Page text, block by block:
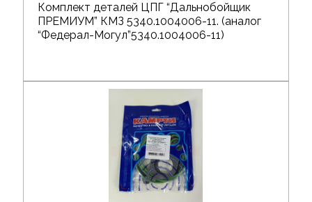
Комплект деталей ЦПГ “Дальнобойщик
ПРЕМИУМ” КМЗ 5340.1004006-11. (аналог
“Федерал-Могул”5340.1004006-11)